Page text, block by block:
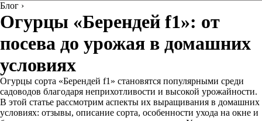
Блог ›
Огурцы «Берендей f1»: от
посева до урожая в домашних
условиях
Огурцы сорта «Берендей f1» становятся популярными среди
садоводов благодаря неприхотливости и высокой урожайности.
В этой статье рассмотрим аспекты их выращивания в домашних
условиях: отзывы, описание сорта, особенности ухода на окне и